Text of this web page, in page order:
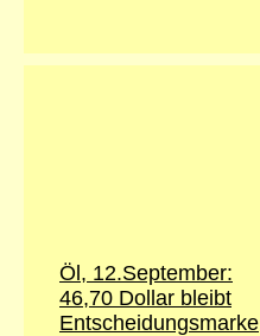
Öl, 12.September:
46,70 Dollar bleibt
Entscheidungsmarke